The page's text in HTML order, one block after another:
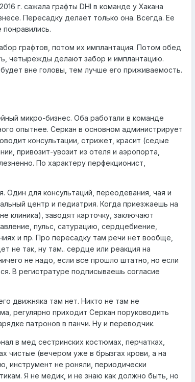
г. сажала графты DHI в команде у Хакана
Пересадку делает только она. Всегда. Ее
графтов, потом их имплантация. Потом обед
четырежды делают забор и имплантацию.
вне головы, тем лучше его приживаемость.
микро-бизнес. Оба работали в команде
опытнее. Серкан в основном администрирует
консультации, стрижет, красит (седые
привозит-увозит из отеля и аэропорта,
По характеру перфекционист,
Один для консультаций, переодевания, чая и
центр и педиатрия. Когда приезжаешь на
клиника), заводят карточку, заключают
пульс, сатурацию, сердцебиение,
и пр. Про пересадку там речи нет вообще,
не так, ну там.. сердце или реакция на
не надо, если все прошло штатно, но если
В регистратуре подписываешь согласие
движняка там нет. Никто не там не
регулярно приходит Серкан поруководить
патронов в панчи. Ну и переводчик.
в мед сестринских костюмах, перчатках,
чистые (вечером уже в брызгах крови, а на
инструмент не роняли, периодически
Я не медик, и не знаю как должно быть, но